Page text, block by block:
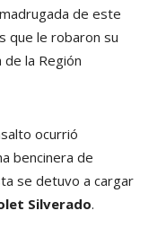
de este
que le robaron su
de la Región
ocurrió
bencinera de
se detuvo a cargar
Silverado.